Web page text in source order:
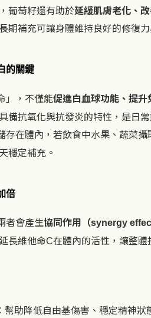
葡萄籽還有助於延緩肌膚老化、
期補充可讓身體維持良好的修復
的關鍵
」，不僅能促進白血球功能、提升
備抗氧化與抗發炎的特性，是日
存在體內，若飲食中水果、蔬菜
穩定補充。
倍
者會產生協同作用（synergy
長維他命C在體內的活性，讓整體
幫助降低自由基傷害、穩定精神狀